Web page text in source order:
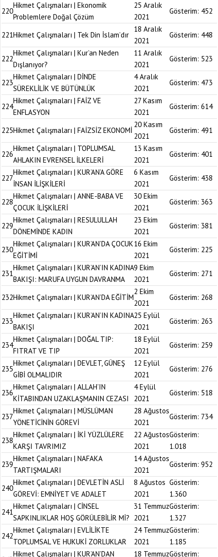
220
Hikmet Çalışmaları | Ekonomik
Problemlere Doğal Çözüm
25 Aralık
2021
Gösterim: 452
221Hikmet Çalışmaları | Tek Din İslam’dır
18 Aralık
2021
Gösterim: 448
222
Hikmet Çalışmaları | Kur’an Neden
Dışlanıyor?
11 Aralık
2021
Gösterim: 523
223
Hikmet Çalışmaları | DİNDE
SÜREKLİLİK VE BÜTÜNLÜK
4 Aralık
2021
Gösterim: 473
224
Hikmet Çalışmaları | FAİZ VE
ENFLASYON
27 Kasım
2021
Gösterim: 614
225Hikmet Çalışmaları | FAİZSİZ EKONOMİ
20 Kasım
2021
Gösterim: 491
226
Hikmet Çalışmaları | TOPLUMSAL
AHLAKIN EVRENSEL İLKELERİ
13 Kasım
2021
Gösterim: 401
227
Hikmet Çalışmaları | KUR’AN’A GÖRE
İNSAN İLİŞKİLERİ
6 Kasım
2021
Gösterim: 438
228
Hikmet Çalışmaları | ANNE-BABA VE
ÇOCUK İLİŞKİLERİ
30 Ekim
2021
Gösterim: 363
229
Hikmet Çalışmaları | RESULULLAH
DÖNEMİNDE KADIN
23 Ekim
2021
Gösterim: 381
230
Hikmet Çalışmaları | KUR’AN’DA ÇOCUK
EĞİTİMİ
16 Ekim
2021
Gösterim: 225
231
Hikmet Çalışmaları | KUR’AN’IN KADINA
BAKIŞI: MARUFA UYGUN DAVRANMA
9 Ekim
2021
Gösterim: 271
232Hikmet Çalışmaları | KUR’AN’DA EĞİTİM
2 Ekim
2021
Gösterim: 268
233
Hikmet Çalışmaları | KUR’AN’IN KADINA
BAKIŞI
25 Eylül
2021
Gösterim: 263
234
Hikmet Çalışmaları | DOĞAL TIP:
FITRAT VE TIP
18 Eylül
2021
Gösterim: 259
235
Hikmet Çalışmaları | DEVLET, GÜNEŞ
GİBİ OLMALIDIR
12 Eylül
2021
Gösterim: 276
236
Hikmet Çalışmaları | ALLAH’IN
KİTABINDAN UZAKLAŞMANIN CEZASI
4 Eylül
2021
Gösterim: 518
237
Hikmet Çalışmaları | MÜSLÜMAN
YÖNETİCİNİN GÖREVİ
28 Ağustos
2021
Gösterim: 734
238
Hikmet Çalışmaları | İKİ YÜZLÜLERE
KARŞI TAVRIMIZ
22 Ağustos
2021
Gösterim:
1.018
239
Hikmet Çalışmaları | NAFAKA
TARTIŞMALARI
14 Ağustos
2021
Gösterim: 952
240
Hikmet Çalışmaları | DEVLETİN ASLİ
GÖREVİ: EMNİYET VE ADALET
8 Ağustos
2021
Gösterim:
1.360
241
Hikmet Çalışmaları | CİNSEL
SAPKINLIKLAR HOŞ GÖRÜLEBİLİR Mİ?
31 Temmuz
2021
Gösterim:
1.327
242
Hikmet Çalışmaları | EVLİLİKTE
TOPLUMSAL VE HUKUKİ ZORLUKLAR
24 Temmuz
2021
Gösterim:
1.185
Hikmet Çalışmaları | KUR’AN’DAN
18 TemmuzGösterim: